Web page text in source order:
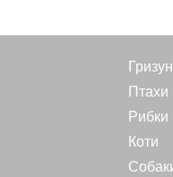
Птахи
Рибки
Коти